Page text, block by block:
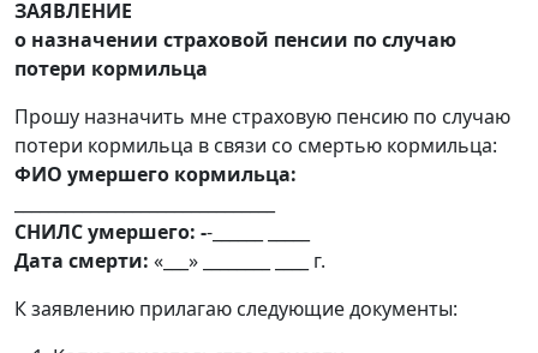
ЗАЯВЛЕНИЕ
о назначении страховой пенсии по случаю
потери кормильца
Прошу назначить мне страховую пенсию по случаю
потери кормильца в связи со смертью кормильца:
ФИО умершего кормильца:
СНИЛС умершего: --______ _____
Дата смерти: «___» ________ ____ г.
К заявлению прилагаю следующие документы: